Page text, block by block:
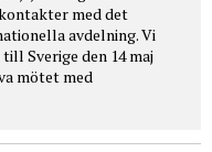
med det
avdelning. Vi
Sverige den 14 maj
mötet med